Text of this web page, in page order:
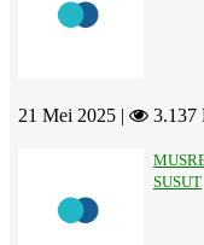
21 Mei 2025 | 3.137
SUSUT